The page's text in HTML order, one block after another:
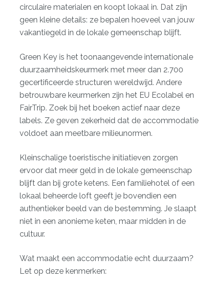
circulaire materialen en koopt lokaal in. Dat zijn
geen kleine details: ze bepalen hoeveel van jouw
vakantiegeld in de lokale gemeenschap blijft.
Green Key is het toonaangevende internationale
duurzaamheidskeurmerk met meer dan 2.700
gecertificeerde structuren wereldwijd. Andere
betrouwbare keurmerken zijn het EU Ecolabel en
FairTrip. Zoek bij het boeken actief naar deze
labels. Ze geven zekerheid dat de accommodatie
voldoet aan meetbare milieunormen.
Kleinschalige toeristische initiatieven zorgen
ervoor dat meer geld in de lokale gemeenschap
blijft dan bij grote ketens. Een familiehotel of een
lokaal beheerde loft geeft je bovendien een
authentieker beeld van de bestemming. Je slaapt
niet in een anonieme keten, maar midden in de
cultuur.
Wat maakt een accommodatie echt duurzaam?
Let op deze kenmerken: